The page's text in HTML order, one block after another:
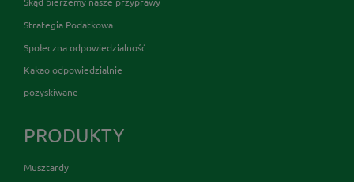
Strategia Podatkowa
Społeczna odpowiedzialność
Kakao odpowiedzialnie
pozyskiwane
PRODUKTY
Musztardy